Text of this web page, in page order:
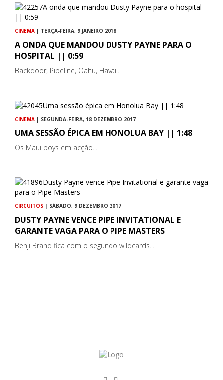
CINEMA | TERÇA-FEIRA, 9 JANEIRO 2018
A ONDA QUE MANDOU DUSTY PAYNE PARA O
HOSPITAL || 0:59
Backdoor, Pipeline, Oahu, Havai...
CINEMA | SEGUNDA-FEIRA, 18 DEZEMBRO 2017
UMA SESSÃO ÉPICA EM HONOLUA BAY || 1:48
Os Maui boys em acção...
CIRCUITOS | SÁBADO, 9 DEZEMBRO 2017
DUSTY PAYNE VENCE PIPE INVITATIONAL E
GARANTE VAGA PARA O PIPE MASTERS
Benji Brand fica com o segundo wildcards...